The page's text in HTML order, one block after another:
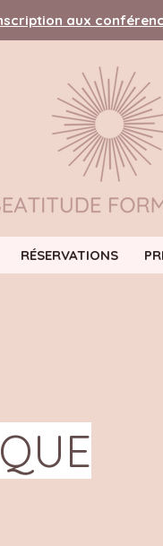
aux
RÉSERVATIONS